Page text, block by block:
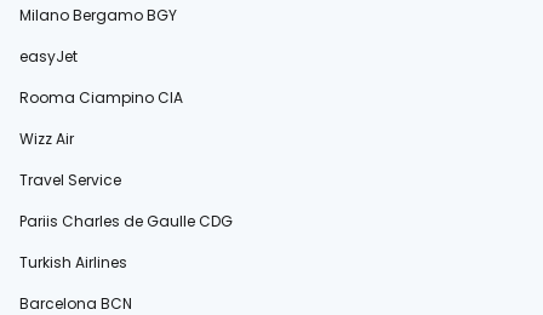
Milano Bergamo BGY
easyJet
Rooma Ciampino CIA
Wizz Air
Travel Service
Pariis Charles de Gaulle CDG
Turkish Airlines
Barcelona BCN